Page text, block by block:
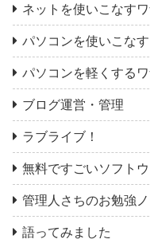
ネットを使いこなす
パソコンを使いこな
パソコンを軽くする
ブログ運営・管理
ラブライブ！
無料ですごいソフト
管理人さちのお勉強ノ
語ってみました